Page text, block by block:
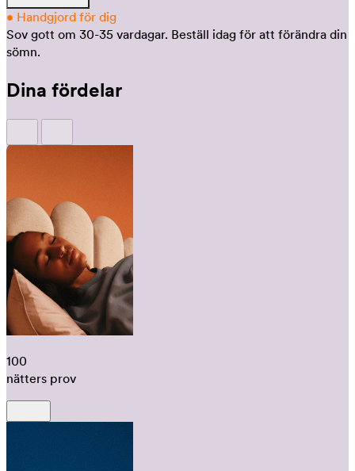
• Handgjord för dig
Sov gott om 30-35 vardagar. Beställ idag för att förändra din
sömn.
Dina fördelar
100
nätters prov